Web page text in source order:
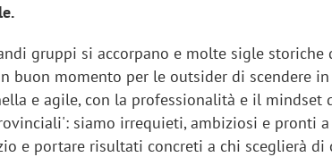
gruppi si accorpano e molte sigle storiche
buon momento per le outsider di scendere in
e agile, con la professionalità e il mindset
siamo irrequieti, ambiziosi e pronti a
e portare risultati concreti a chi sceglierà di